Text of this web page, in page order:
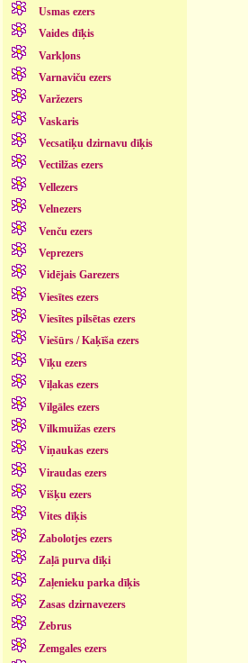
Usmas ezers
Vaides dīķis
Varkļons
Varnaviču ezers
Varžezers
Vaskaris
Vecsatiķu dzirnavu dīķis
Vectilžas ezers
Vellezers
Velnezers
Venču ezers
Veprezers
Vidējais Garezers
Viesītes ezers
Viesītes pilsētas ezers
Viešūrs / Kaķīša ezers
Vīķu ezers
Viļakas ezers
Vilgāles ezers
Vilkmuižas ezers
Viņaukas ezers
Viraudas ezers
Višķu ezers
Vites dīķis
Zabolotjes ezers
Zaļā purva dīķi
Zaļenieku parka dīķis
Zasas dzirnavezers
Zebrus
Zemgales ezers